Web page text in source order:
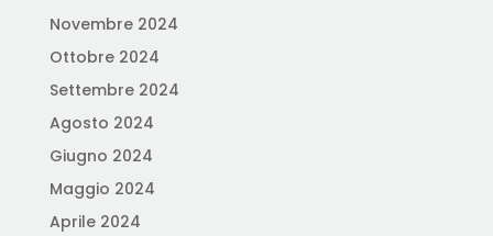
Novembre 2024
Ottobre 2024
Settembre 2024
Agosto 2024
Giugno 2024
Maggio 2024
Aprile 2024